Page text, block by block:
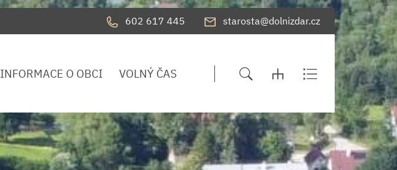
602 617 445 starosta@dolnizdar.cz
INFORMACE O OBCI VOLNÝ ČAS